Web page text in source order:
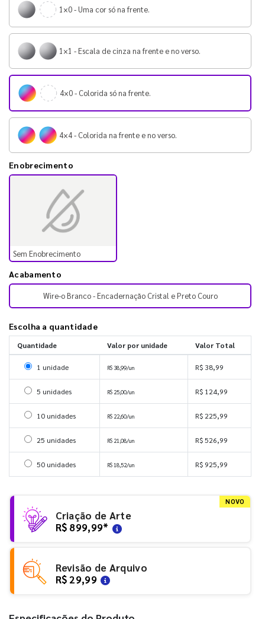
1×0 - Uma cor só na frente.
1×1 - Escala de cinza na frente e no verso.
4×0 - Colorida só na frente.
4×4 - Colorida na frente e no verso.
Enobrecimento
Sem Enobrecimento
Acabamento
Wire-o Branco - Encadernação Cristal e Preto Couro
Escolha a quantidade
Quantidade Valor por unidade Valor Total
Selecionar 1 unidade
1 unidade R$ 38,99/un R$ 38,99
Selecionar 5 unidades
5 unidades R$ 25,00/un R$ 124,99
Selecionar 10 unidades
10 unidades R$ 22,60/un R$ 225,99
Selecionar 25 unidades
25 unidades R$ 21,08/un R$ 526,99
Selecionar 50 unidades
50 unidades R$ 18,52/un R$ 925,99
NOVO
Criação de Arte
R$ 899,99*
Revisão de Arquivo
R$ 29,99